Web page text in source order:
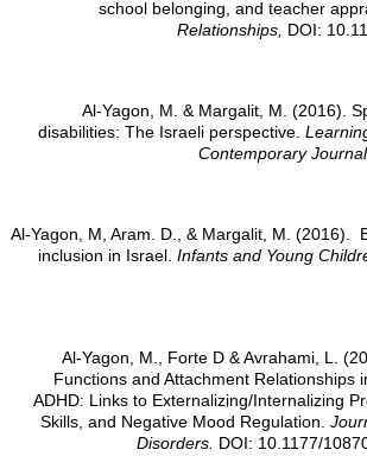
school belonging, and teacher
Relationships, DOI:
Al-Yagon, M. & Margalit, M. (2016).
disabilities: The Israeli perspective.
Contemporary Journal,
Al-Yagon, M, Aram. D., & Margalit, M. (2016).
inclusion in Israel. Infants and Young
Al-Yagon, M., Forte D & Avrahami, L.
Functions and Attachment Relationships
ADHD: Links to Externalizing/Internalizing
Skills, and Negative Mood Regulation.
Disorders. DOI: 10.1177/